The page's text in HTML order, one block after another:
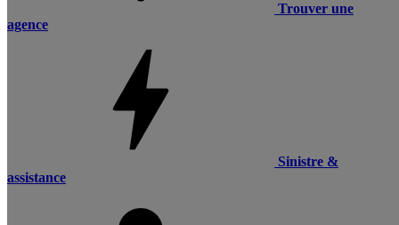
Trouver une
agence
Sinistre &
assistance